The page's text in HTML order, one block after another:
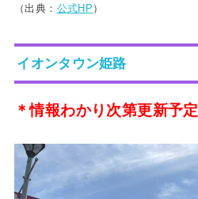
（出典： 公式HP ）
イオンタウン姫路
＊情報わかり次第更新予定